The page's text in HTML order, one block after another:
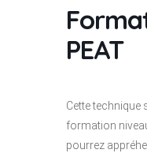
PEAT
Cette technique
formation
pourrez